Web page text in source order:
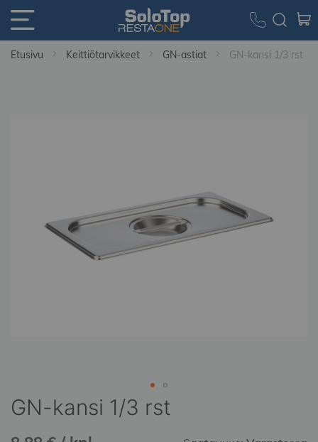
Etusivu Keittiötarvikkeet GN-astiat GN-kansi 1/3 rst
GN-kansi 1/3 rst
Skip
to
the